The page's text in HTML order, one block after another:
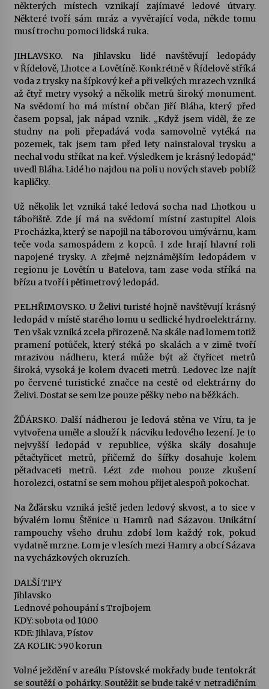
Letní koncerty ve Stromovce: Rufus Miller
Vysočinka
17. 7. 2026
Ozvěny prázdnin
14. 7. 2026
odkaz Josefa Čapka
13. 7. 2026
Varhanní recitál Michala Novenka v Klášteře
Želiv
3. 7. 2026
Petr Adamec – Malovaný svět
30. 6. 2026
některých místech vznikají zajímavé ledové útvary.
Některé tvoří sám mráz a vyvěrající voda, někde tomu
musí trochu pomoci lidská ruka.
JIHLAVSKO. Na Jihlavsku lidé navštěvují ledopády
v Řídelově, Lhotce a Lovětíně. Konkrétně v Řídelově stříká
voda z trysky na šípkový keř a při velkých mrazech vzniká
až čtyř metry vysoký a několik metrů široký monument.
Na svědomí ho má místní občan Jiří Bláha, který před
časem popsal, jak nápad vznik. „Když jsem viděl, že ze
studny na poli přepadává voda samovolně vytéká na
pozemek, tak jsem tam před lety nainstaloval trysku a
nechal vodu stříkat na keř. Výsledkem je krásný ledopád,“
uvedl Bláha. Lidé ho najdou na poli u nových staveb poblíž
kapličky.
Už několik let vzniká také ledová socha nad Lhotkou u
tábořiště. Zde jí má na svědomí místní zastupitel Alois
Procházka, který se napojil na táborovou umývárnu, kam
teče voda samospádem z kopců. I zde hrají hlavní roli
napojené trysky. A zřejmě nejznámějším ledopádem v
regionu je Lovětín u Batelova, tam zase voda stříká na
břízu a tvoří i pětimetrový ledopád.
PELHŘIMOVSKO. U Želivi turisté hojně navštěvují krásný
ledopád v místě starého lomu u sedlické hydroelektrárny.
Ten však vzniká zcela přirozeně. Na skále nad lomem totiž
pramení potůček, který stéká po skalách a v zimě tvoří
mrazivou nádheru, která může být až čtyřicet metrů
široká, vysoká je kolem dvaceti metrů. Ledovec lze najít
po červené turistické značce na cestě od elektrárny do
Želivi. Dostat se sem lze pouze pěšky nebo na běžkách.
ŽĎÁRSKO. Další nádherou je ledová stěna ve Víru, ta je
vytvořena uměle a slouží k nácviku ledového lezení. Je to
nejvyšší ledopád v republice, výška skály dosahuje
pětačtyřicet metrů, přičemž do šířky dosahuje kolem
pětadvaceti metrů. Lézt zde mohou pouze zkušení
horolezci, ostatní se sem mohou přijet alespoň pokochat.
Na Žďársku vzniká ještě jeden ledový skvost, a to sice v
bývalém lomu Štěnice u Hamrů nad Sázavou. Unikátní
rampouchy všeho druhu zdobí lom každý rok, pokud
vydatně mrzne. Lom je v lesích mezi Hamry a obcí Sázava
na vycházkových okruzích.
DALŠÍ TIPY
Jihlavsko
Lednové pohoupání s Trojbojem
KDY: sobota od 10.00
KDE: Jihlava, Pístov
ZA KOLIK: 590 korun
Volné ježdění v areálu Pístovské mokřady bude tentokrát
se soutěží o pohárky. Soutěžit se bude také v netradičním